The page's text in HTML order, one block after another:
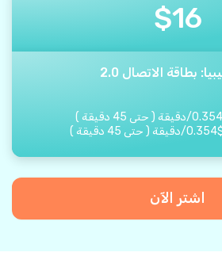
$16
بطاقة الاتصال 2.0
0.354
/دقيقة ( حتى 45 دقيقة )
0.354
/دقيقة ( حتى 45 دقيقة )
اشتر الآن